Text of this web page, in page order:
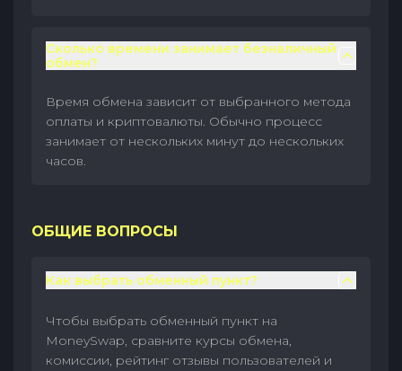
Сколько времени занимает безналичный
обмен?
Время обмена зависит от выбранного метода
оплаты и криптовалюты. Обычно процесс
занимает от нескольких минут до нескольких
часов.
ОБЩИЕ ВОПРОСЫ
Как выбрать обменный пункт?
Чтобы выбрать обменный пункт на
MoneySwap, сравните курсы обмена,
комиссии, рейтинг отзывы пользователей и